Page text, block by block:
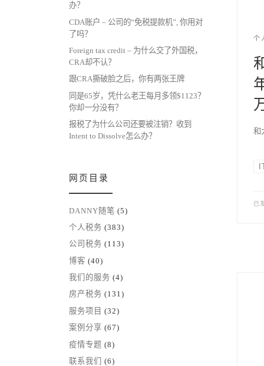
个
和
已
办？
CDA账户 – 公司的“免税提款机”, 你用对
了吗？
Foreign tax credit – 为什么交了外国税，
CRA却不认？
跟CRA撕破脸之后，你有两张王牌
同是65岁，凭什么老王每月多领$1123？
你却一分没有？
报税了为什么公司还要被注销？收到
Intent to Dissolve怎么办？
网页目录
DANNY随笔 (5)
个人税务 (383)
公司税务 (113)
博客 (40)
我们的服务 (4)
房产税务 (131)
服务项目 (32)
案例分享 (67)
疫情专题 (8)
联系我们
(6)